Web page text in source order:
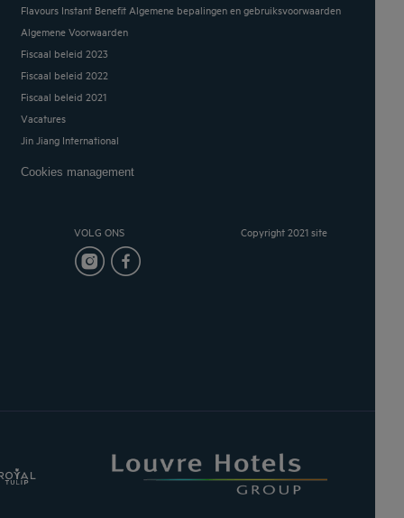
Flavours Instant Benefit Algemene bepalingen en gebruiksvoorwaarden
Algemene Voorwaarden
Fiscaal beleid 2023
Fiscaal beleid 2022
Fiscaal beleid 2021
Vacatures
Jin Jiang International
Cookies management
VOLG ONS Copyright 2021 site